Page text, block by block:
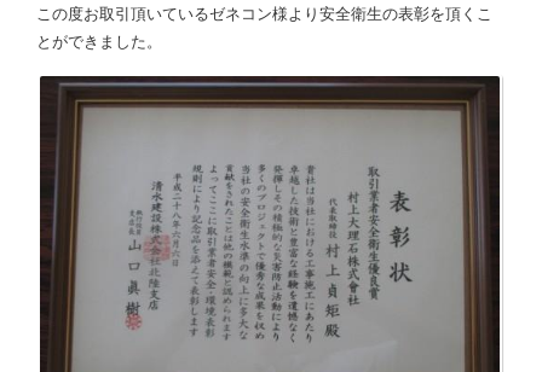
この度お取引頂いているゼネコン様より安全衛生の表彰を頂くこ
とができました。